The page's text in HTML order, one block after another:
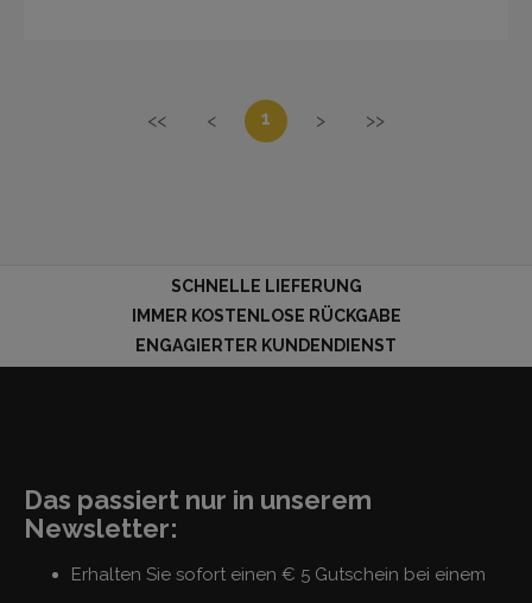
<< < 1 > >>
SCHNELLE LIEFERUNG
IMMER KOSTENLOSE RÜCKGABE
ENGAGIERTER KUNDENDIENST
Das passiert nur in unserem
Newsletter:
Erhalten Sie sofort einen € 5 Gutschein bei einem